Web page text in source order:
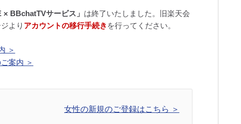
BBchatTVサービス」 は終了いたしました。旧楽天会
より アカウントの移行手続き を行ってください。
＞
案内 ＞
女性の新規のご登録はこちら ＞